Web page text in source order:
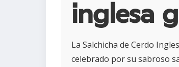
inglesa
La Salchicha de Cerdo
celebrado por su sabroso